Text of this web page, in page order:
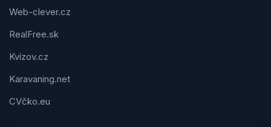
Web-clever.cz
RealFree.sk
Kvízov.cz
Karavaning.net
CVčko.eu